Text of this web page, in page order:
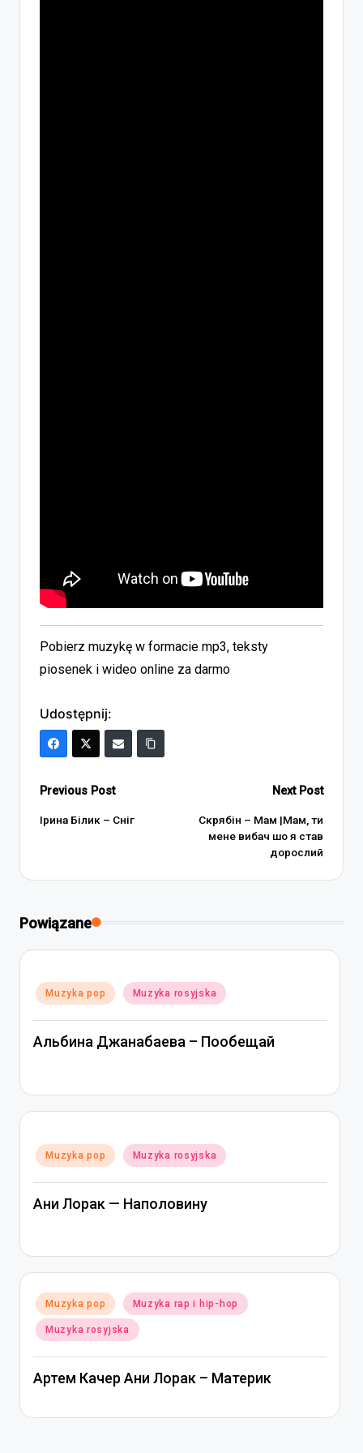
Pobierz muzykę w formacie mp3, teksty
piosenek i wideo online za darmo
Udostępnij:
Post
navigation
Previous Post
Ірина Білик – Сніг
Next Post
Скрябін – Мам |Maм, ти
мене вибач шо я став
дорослий
Powiązane
Posted
in
Muzyka pop Muzyka rosyjska
Альбина Джанабаева – Пообещай
Posted
in
Muzyka pop Muzyka rosyjska
Ани Лорак — Наполовину
Posted
in
Muzyka pop Muzyka rap i hip-hop
Muzyka rosyjska
Артем Качер Ани Лорак – Материк